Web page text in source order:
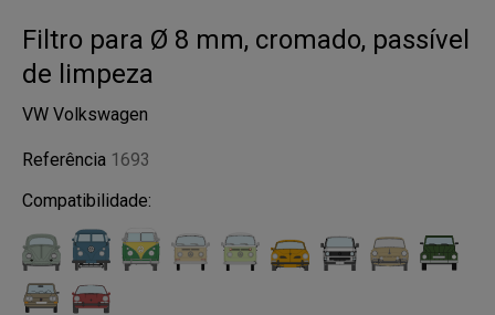
Filtro para Ø 8 mm, cromado, passível
de limpeza
VW Volkswagen
Referência 1693
Compatibilidade: